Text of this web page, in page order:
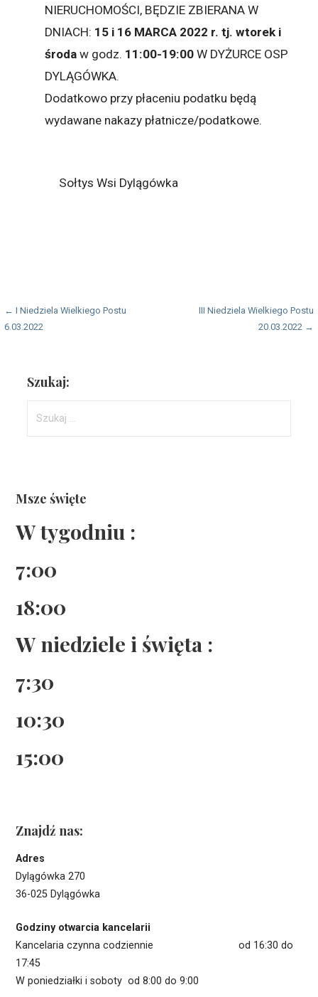
NIERUCHOMOŚCI, BĘDZIE ZBIERANA W
DNIACH: 15 i 16 MARCA 2022 r. tj. wtorek i
środa w godz. 11:00-19:00 W DYŻURCE OSP
DYLĄGÓWKA.
Dodatkowo przy płaceniu podatku będą
wydawane nakazy płatnicze/podatkowe.
Sołtys Wsi Dylągówka
Nawigacja
← I Niedziela Wielkiego Postu
6.03.2022
III Niedziela Wielkiego Postu
20.03.2022 →
Szukaj:
Msze święte
W tygodniu :
7:00
18:00
W niedziele i święta :
7:30
10:30
15:00
Znajdź nas:
Adres
Dylągówka 270
36-025 Dylągówka
Godziny otwarcia kancelarii
Kancelaria czynna codziennie od 16:30 do
17:45
W poniedziałki i soboty od 8:00 do 9:00